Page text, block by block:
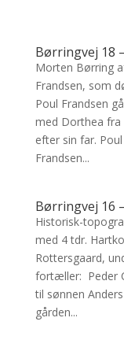
Børringvej 18
Morten Børring
Frandsen, som
Poul Frandsen
med Dorthea
efter sin far.
Frandsen...
Børringvej 16
Historisk-
med 4 tdr.
Rottersgaard,
fortæller: Peder
til sønnen
gården...